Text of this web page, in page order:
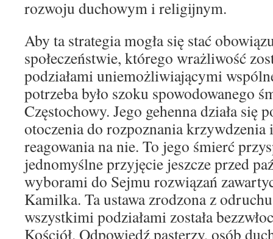
rozwoju duchowym i religijnym.
Aby ta strategia mogła się stać
społeczeństwie, którego wrażliwość
podziałami uniemożliwiającymi
potrzeba było szoku spowodowanego
Częstochowy. Jego gehenna działa się
otoczenia do rozpoznania krzywdzenia
reagowania na nie. To jego śmierć
jednomyślne przyjęcie jeszcze przed
wyborami do Sejmu rozwiązań
Kamilka. Ta ustawa zrodzona z
wszystkimi podziałami została
Kościół. Odpowiedź pasterzy, osób